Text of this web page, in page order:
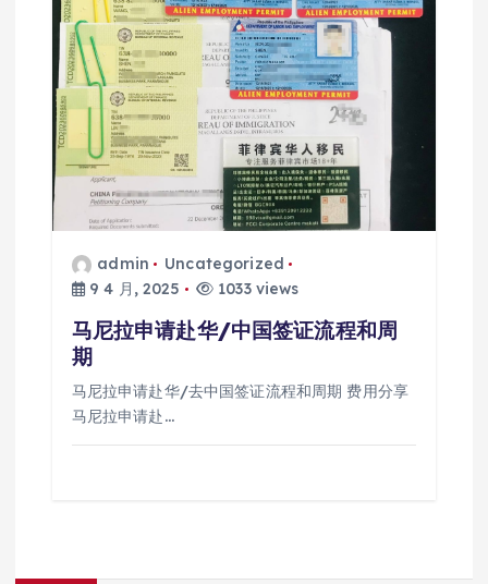
admin
Uncategorized
9 4 月, 2025
1033 views
马尼拉申请赴华/中国签证流程和周
期
马尼拉申请赴华/去中国签证流程和周期 费用分享
马尼拉申请赴…